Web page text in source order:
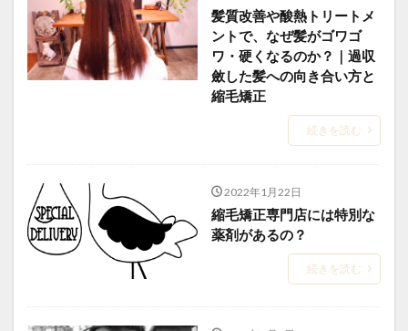
髪質改善や酸熱トリートメ
ントで、なぜ髪がゴワゴ
ワ・硬くなるのか？｜過収
斂した髪への向き合い方と
縮毛矯正
続きを読む
2022年1月22日
縮毛矯正専門店には特別な
薬剤があるの？
続きを読む
social-return
speed-execution
speedy-straightening
steam-and-carbon
steam-explosion
straightening-prices
top-piece-wear
urban-to-local-shift
アピアランスケア
ウィッグ卒業
エイジング毛
エイジング毛の縮毛矯正
オリジナルな情報発信
お知らせ
がん治療
くせ毛を活かす
ケアストレート
サバイバーの物語